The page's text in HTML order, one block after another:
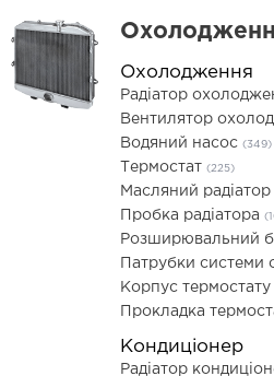
Охолодження
Радіатор
Вентилятор
Водяний насос (349)
Термостат (225)
Масляний радіатор
Пробка радіатора
Розширювальний
Патрубки системи
Корпус термостату
Прокладка
Кондиціонер
Радіатор